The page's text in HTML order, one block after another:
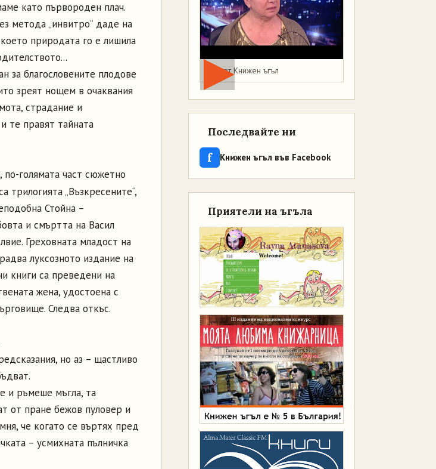
като първороден плач.
метода „инвитро“ даде на
природата го е лишила
за благословените плодове
зреят нощем в очаквания
страдание и
те правят тайната
голямата част сюжетно
трилогията „Възкресените“,
Стойна –
и смъртта на Васил
Греховната младост на
луксозното издание на
книги са преведени на
жена, удостоена с
Следва откъс.
но аз – щастливо
и ръмеше мъгла, та
от пране бежов пуловер и
че когато се въртях пред
– усмихната пълничка
Мая от Книжен ъгъл
Последвайте ни
f Книжен ъгъл във Facebook
Приятели на ъгъла